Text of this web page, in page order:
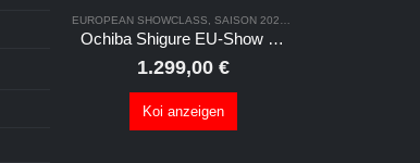
EUROPEAN SHOWCLASS SAISON 2024/2025
Ochiba Shigure EU-Show Nisai
1.299,00 €
Koi anzeigen